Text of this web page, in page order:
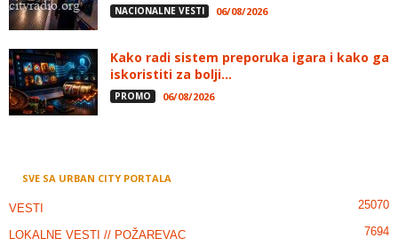
NACIONALNE VESTI 06/08/2026
Kako radi sistem preporuka igara i kako ga
iskoristiti za bolji...
PROMO 06/08/2026
SVE SA URBAN CITY PORTALA
VESTI 25070
LOKALNE VESTI // POŽAREVAC 7694